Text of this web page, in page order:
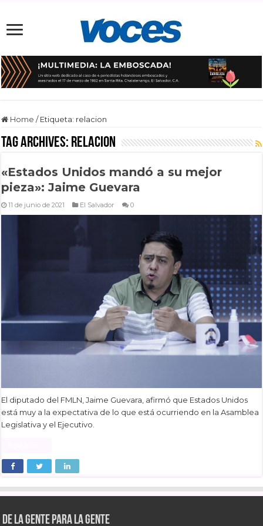
Home / Etiqueta: relacion
Tag Archives: relacion
«Estados Unidos mandó a su mejor
pieza»: Jaime Guevara
11 de junio de 2021 El Salvador 0
El diputado del FMLN, Jaime Guevara, afirmó que Estados Unidos
está muy a la expectativa de lo que está ocurriendo en la Asamblea
Legislativa y el Ejecutivo.
De la gente para la gente